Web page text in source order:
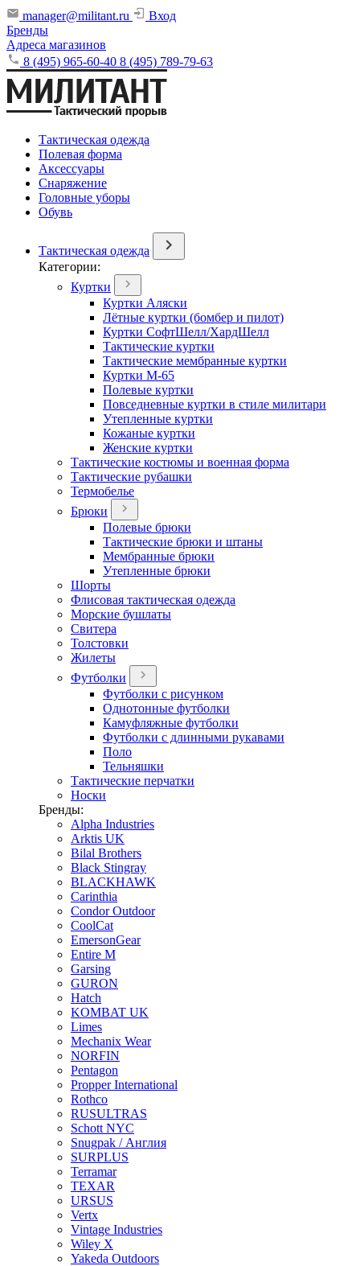
manager@militant.ru
Вход
Бренды
Адреса магазинов
8 (495) 965-60-40 8 (495) 789-79-63
Тактическая одежда
Полевая форма
Аксессуары
Снаряжение
Головные уборы
Обувь
Тактическая одежда
Категории:
Куртки
Куртки Аляски
Лётные куртки (бомбер и пилот)
Куртки СофтШелл/ХардШелл
Тактические куртки
Тактические мембранные куртки
Куртки М-65
Полевые куртки
Повседневные куртки в стиле милитари
Утепленные куртки
Кожаные куртки
Женские куртки
Тактические костюмы и военная форма
Тактические рубашки
Термобелье
Брюки
Полевые брюки
Тактические брюки и штаны
Мембранные брюки
Утепленные брюки
Шорты
Флисовая тактическая одежда
Морские бушлаты
Свитера
Толстовки
Жилеты
Футболки
Футболки с рисунком
Однотонные футболки
Камуфляжные футболки
Футболки с длинными рукавами
Поло
Тельняшки
Тактические перчатки
Носки
Бренды:
Alpha Industries
Arktis UK
Bilal Brothers
Black Stingray
BLACKHAWK
Carinthia
Condor Outdoor
CoolCat
EmersonGear
Entire M
Garsing
GURON
Hatch
KOMBAT UK
Limes
Mechanix Wear
NORFIN
Pentagon
Propper International
Rothco
RUSULTRAS
Schott NYC
Snugpak / Англия
SURPLUS
Terramar
TEXAR
URSUS
Vertx
Vintage Industries
Wiley X
Yakeda Outdoors